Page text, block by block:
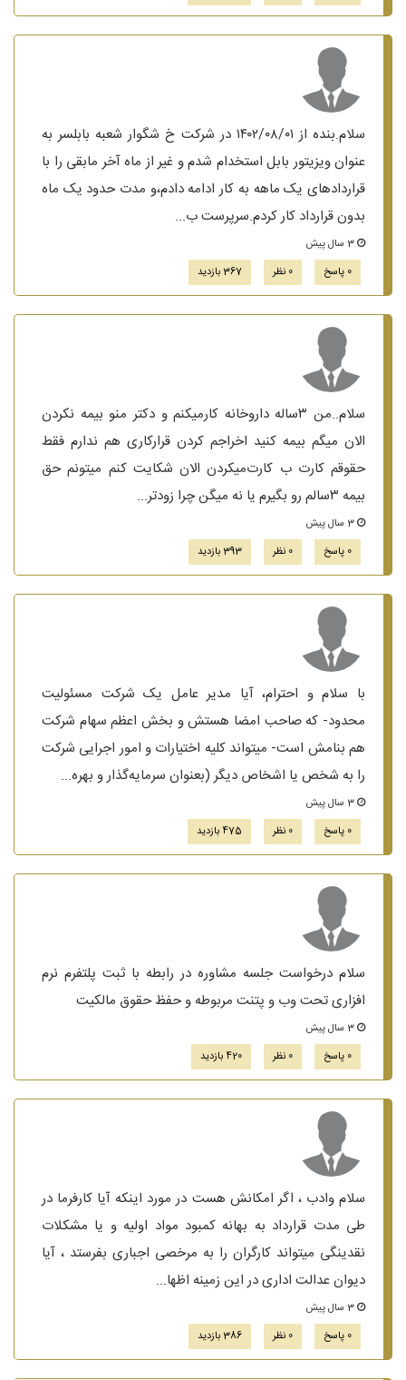
سلام.بنده از ۱۴۰۲/۰۸/۰۱ در شرکت خ شگوار شعبه بابلسر به
عنوان ویزیتور بابل استخدام شدم و غیر از ماه آخر مابقی را با
قراردادهای یک ماهه به کار ادامه دادم،و مدت حدود یک ماه
بدون قرارداد کار کردم.سرپرست ب...
0 پاسخ
0 نظر 367 بازدید
سلام..من ۳ساله داروخانه کارمیکنم و دکتر منو بیمه نکردن
الان میگم بیمه کنید اخراجم کردن قرارکاری هم ندارم فقط
حقوقم کارت ب کارت‌میکردن الان شکایت کنم میتونم حق
بیمه ۳سالم رو بگیرم یا نه میگن چرا زودتر...
0 پاسخ
0 نظر 393 بازدید
با سلام و احترام، آیا مدیر عامل یک شرکت مسئولیت
محدود- که صاحب امضا هستش و بخش اعظم سهام شرکت
هم بنامش است- میتواند کلیه اختیارات و امور اجرایی شرکت
را به شخص یا اشخاص دیگر (بعنوان سرمایه‌گذار و بهره‌...
0 پاسخ
0 نظر 475 بازدید
سلام درخواست جلسه مشاوره در رابطه با ثبت پلتفرم نرم
افزاری تحت وب و پتنت مربوطه و حفظ حقوق مالکیت
0 پاسخ
0 نظر 420 بازدید
سلام وادب ، اگر امکانش هست در مورد اینکه آیا کارفرما در
طی مدت قرارداد به بهانه کمبود مواد اولیه و یا مشکلات
نقدینگی میتواند کارگران را به مرخصی اجباری بفرستد ، آیا
دیوان عدالت اداری در این زمینه اظها...
0 پاسخ
0 نظر 386 بازدید